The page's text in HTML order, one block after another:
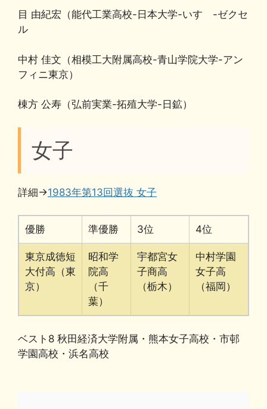
目 由紀宏（能代工業高校-日本大学-いすゞ-ゼクセ
ル
中村 佳文（相模工大附属高校-青山学院大学-アン
フィニ東京）
棟方 公寿（弘前実業-拓殖大学-日鉱）
女子
詳細→1983年第13回選抜 女子
優勝 準優勝 3位 4位
東京成徳短
大付高（東
京）
昭和学
院高
（千
葉）
宇都宮女
子商高
（栃木）
中村学園
女子高
（福岡）
ベスト8 秋田経済大学附属・熊本女子高校・市邨
学園高校・浜名高校